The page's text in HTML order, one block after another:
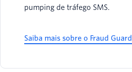
pumping de tráfego SMS.
Saiba mais sobre o Fraud Guard